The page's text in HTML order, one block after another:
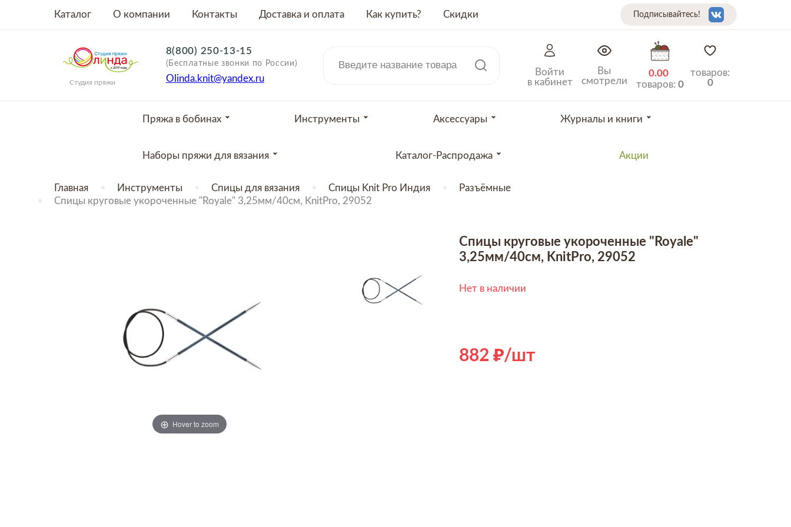
Каталог О компании Контакты Доставка и оплата Как купить? Скидки Подписывайтесь!
Студия пряжи
8(800) 250-13-15
(Бесплатные звонки по России)
Olinda.knit@yandex.ru
Войти
в кабинет
Вы
смотрели
0.00
товаров: 0
товаров:
0
Пряжа в бобинах Инструменты Аксессуары Журналы и книги
Наборы пряжи для вязания Каталог-Распродажа Акции
Главная Инструменты Спицы для вязания Спицы Knit Pro Индия
Разъёмные
Спицы круговые укороченные "Royale" 3,25мм/40см, KnitPro, 29052
Hover to zoom
Спицы круговые укороченные "Royale"
3,25мм/40см, KnitPro, 29052
Нет в наличии
882 /шт